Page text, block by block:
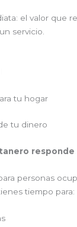
el valor que
servicio.
tu hogar
tu dinero
responde
personas
tiempo para: